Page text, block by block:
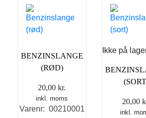
BENZINSLANGE
(RØD)
20,00kr.
inkl. moms
Varenr: 00210001
Ikke på
20,00
inkl.